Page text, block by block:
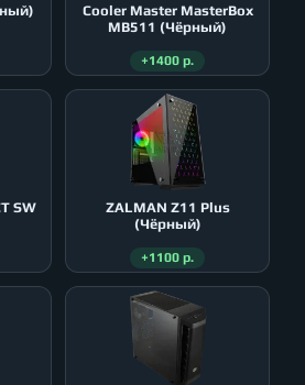
Cooler Master MasterBox
MB511 (Чёрный)
+1400 р.
SW
ZALMAN Z11 Plus
(Чёрный)
+1100 р.